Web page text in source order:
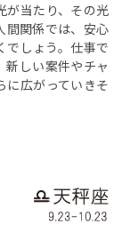
が当たり、その光
間関係では、安心
でしょう。仕事で
新しい案件やチャ
に広がっていきそ